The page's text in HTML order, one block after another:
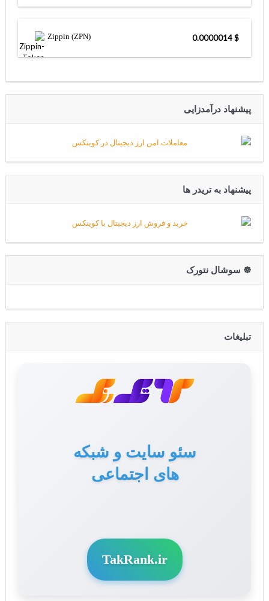
Zippin (ZPN) $ 0.0000014
پیشنهاد درآمدزایی
پیشنهاد به تریدر ها
☸️ سوشال نتورک
تبلیغات
سئو سایت و شبکه
های اجتماعی
TakRank.ir